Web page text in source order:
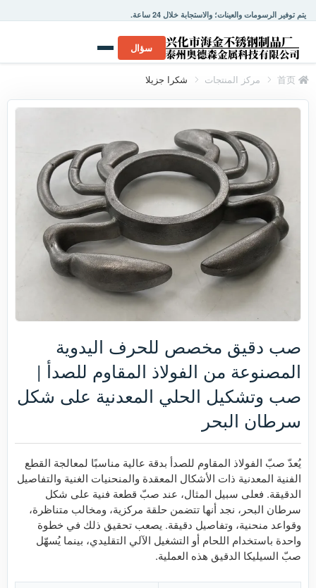
يتم توفير الرسومات والعينات؛ والاستجابة خلال 24 ساعة.
سؤال
مركز المنتجات شكرا جزيلا
صب دقيق مخصص للحرف اليدوية
المصنوعة من الفولاذ المقاوم للصدأ |
صب وتشكيل الحلي المعدنية على شكل
سرطان البحر
يُعدّ صبّ الفولاذ المقاوم للصدأ بدقة عالية مناسبًا لمعالجة القطع
الفنية المعدنية ذات الأشكال المعقدة والمنحنيات الغنية والتفاصيل
الدقيقة. فعلى سبيل المثال، عند صبّ قطعة فنية على شكل
سرطان البحر، نجد أنها تتضمن حلقة مركزية، ومخالب متناظرة،
وقواعد منحنية، وتفاصيل دقيقة. يصعب تحقيق ذلك في خطوة
واحدة باستخدام اللحام أو التشغيل الآلي التقليدي، بينما يُسهّل
صبّ السيليكا الدقيق هذه العملية.